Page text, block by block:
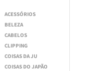
ACESSÓRIOS
BELEZA
CABELOS
CLIPPING
COISAS DA JU
COISAS DO JAPÃO